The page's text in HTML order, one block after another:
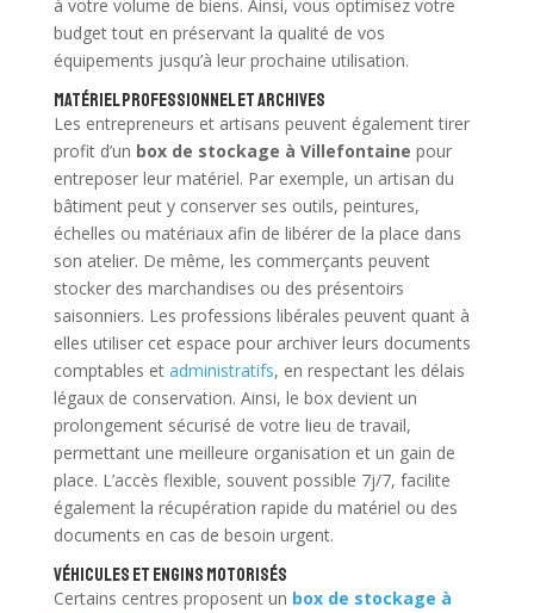
à votre volume de biens. Ainsi, vous optimisez votre
budget tout en préservant la qualité de vos
équipements jusqu’à leur prochaine utilisation.
Matériel professionnel et archives
Les entrepreneurs et artisans peuvent également tirer
profit d’un box de stockage à Villefontaine pour
entreposer leur matériel. Par exemple, un artisan du
bâtiment peut y conserver ses outils, peintures,
échelles ou matériaux afin de libérer de la place dans
son atelier. De même, les commerçants peuvent
stocker des marchandises ou des présentoirs
saisonniers. Les professions libérales peuvent quant à
elles utiliser cet espace pour archiver leurs documents
comptables et administratifs, en respectant les délais
légaux de conservation. Ainsi, le box devient un
prolongement sécurisé de votre lieu de travail,
permettant une meilleure organisation et un gain de
place. L’accès flexible, souvent possible 7j/7, facilite
également la récupération rapide du matériel ou des
documents en cas de besoin urgent.
Véhicules et engins motorisés
Certains centres proposent un box de stockage à